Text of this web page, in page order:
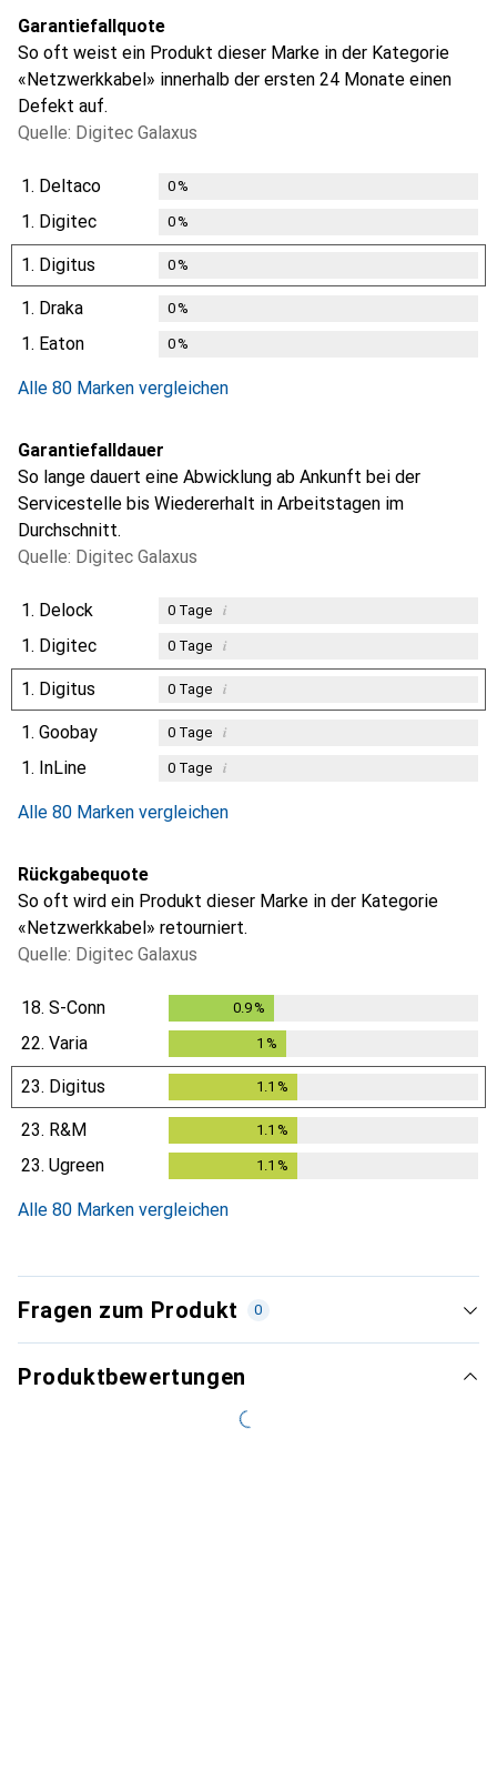
Garantiefallquote
So oft weist ein Produkt dieser Marke in der Kategorie
«Netzwerkkabel» innerhalb der ersten 24 Monate einen
Defekt auf.
Quelle: Digitec Galaxus
1. Deltaco 0%
1. Digitec 0%
1. Digitus 0%
1. Draka 0%
1. Eaton 0%
Alle 80 Marken vergleichen
Garantiefalldauer
So lange dauert eine Abwicklung ab Ankunft bei der
Servicestelle bis Wiedererhalt in Arbeitstagen im
Durchschnitt.
Quelle: Digitec Galaxus
1. Delock 0Tage i
1. Digitec 0Tage i
1. Digitus 0Tage i
1. Goobay 0Tage i
1. InLine 0Tage i
Alle 80 Marken vergleichen
Rückgabequote
So oft wird ein Produkt dieser Marke in der Kategorie
«Netzwerkkabel» retourniert.
Quelle: Digitec Galaxus
18. S-Conn 0.9 %
22. Varia 1 %
23. Digitus 1.1 %
23. R&M 1.1 %
23. Ugreen 1.1 %
Alle 80 Marken vergleichen
Fragen zum Produkt 0
Produktbewertungen